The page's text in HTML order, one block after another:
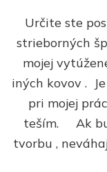
Určite ste
strieborných
mojej
iných kovov .
pri mojej
teším. Ak
tvorbu ,